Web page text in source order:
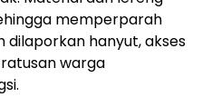
memperparah
dilaporkan hanyut, akses
warga